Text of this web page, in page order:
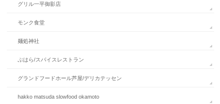
グリル一平御影店
モンク食堂
麺処神社
ぶはら/スパイスレストラン
グランドフードホール芦屋/デリカテッセン
hakko matsuda slowfood okamoto